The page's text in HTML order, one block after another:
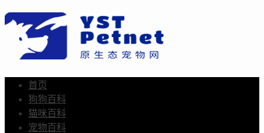
首页
狗狗百科
猫咪百科
宠物百科